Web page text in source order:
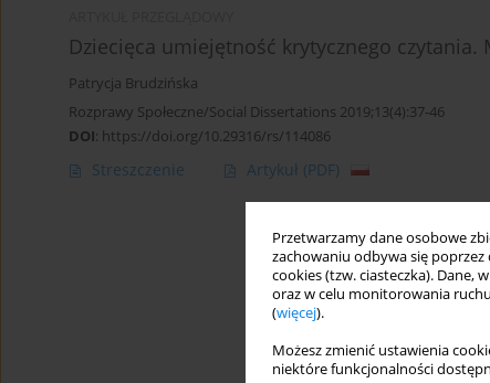
Przetwarzamy dane osobowe
zachowaniu odbywa się
cookies (tzw. ciasteczka). Dane,
oraz w celu monitorowania
(więcej).
Możesz zmienić ustawienia
niektóre funkcjonalności
Dziecięca umiejętność krytycznego czytania.
Patrycja Brudzińska
Rozprawy Społeczne/Social Dissertations 2019;13(4):37-46
DOI: https://doi.org/10.29316/rs/114086
Streszczenie Artykuł (PDF)